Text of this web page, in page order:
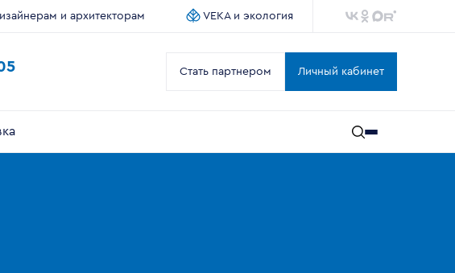
и архитекторам VEKA и экология
Стать партнером Личный кабинет